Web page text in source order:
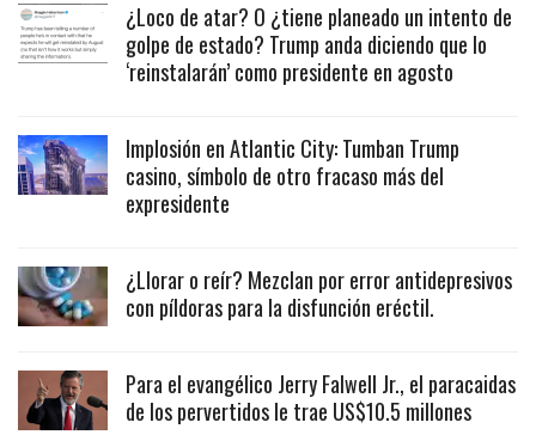
¿Loco de atar? O ¿tiene planeado un intento de
golpe de estado? Trump anda diciendo que lo
‘reinstalarán’ como presidente en agosto
Implosión en Atlantic City: Tumban Trump
casino, símbolo de otro fracaso más del
expresidente
¿Llorar o reír? Mezclan por error antidepresivos
con píldoras para la disfunción eréctil.
Para el evangélico Jerry Falwell Jr., el paracaidas
de los pervertidos le trae US$10.5 millones